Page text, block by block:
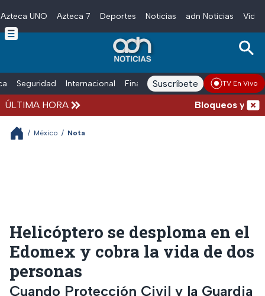
Skip to main content
Azteca UNO Azteca 7 Deportes Noticias adn Noticias
Seguridad Internacional Finanzas adn Noticias Radio
Suscríbete TV En Vivo
ÚLTIMA HORA Bloqueos y
/ México / Nota
Helicóptero se desploma en el
Edomex y cobra la vida de dos
personas
Cuando Protección Civil y la Guardia